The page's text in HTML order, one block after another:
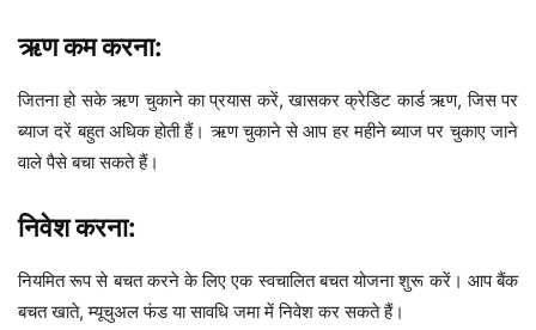
ऋण कम करना:
जितना हो सके ऋण चुकाने का प्रयास करें, खासकर क्रेडिट कार्ड ऋण, जिस पर
ब्याज दरें बहुत अधिक होती हैं। ऋण चुकाने से आप हर महीने ब्याज पर चुकाए जाने
वाले पैसे बचा सकते हैं।
निवेश करना:
नियमित रूप से बचत करने के लिए एक स्वचालित बचत योजना शुरू करें। आप बैंक
बचत खाते, म्यूचुअल फंड या सावधि जमा में निवेश कर सकते हैं।